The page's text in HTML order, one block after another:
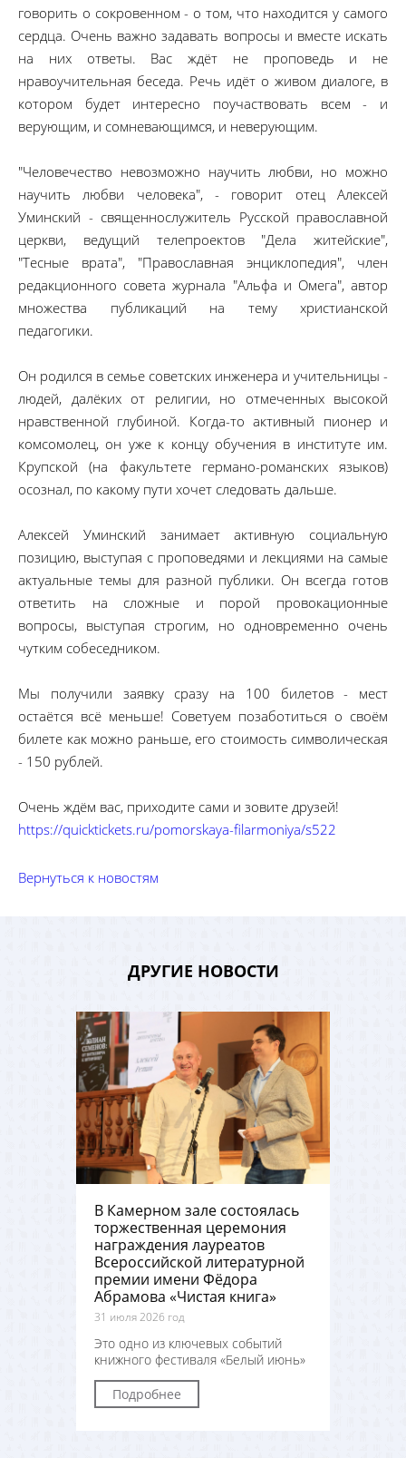
говорить о сокровенном - о том, что находится у самого
сердца. Очень важно задавать вопросы и вместе искать
на них ответы. Вас ждёт не проповедь и не
нравоучительная беседа. Речь идёт о живом диалоге, в
котором будет интересно поучаствовать всем - и
верующим, и сомневающимся, и неверующим.
"Человечество невозможно научить любви, но можно
научить любви человека", - говорит отец Алексей
Уминский - священнослужитель Русской православной
церкви, ведущий телепроектов "Дела житейские",
"Тесные врата", "Православная энциклопедия", член
редакционного совета журнала "Альфа и Омега", автор
множества публикаций на тему христианской
педагогики.
Он родился в семье советских инженера и учительницы -
людей, далёких от религии, но отмеченных высокой
нравственной глубиной. Когда-то активный пионер и
комсомолец, он уже к концу обучения в институте им.
Крупской (на факультете германо-романских языков)
осознал, по какому пути хочет следовать дальше.
Алексей Уминский занимает активную социальную
позицию, выступая с проповедями и лекциями на самые
актуальные темы для разной публики. Он всегда готов
ответить на сложные и порой провокационные
вопросы, выступая строгим, но одновременно очень
чутким собеседником.
Мы получили заявку сразу на 100 билетов - мест
остаётся всё меньше! Советуем позаботиться о своём
билете как можно раньше, его стоимость символическая
- 150 рублей.
Очень ждём вас, приходите сами и зовите друзей!
https://quicktickets.ru/pomorskaya-filarmoniya/s522
Вернуться к новостям
ДРУГИЕ НОВОСТИ
В Камерном зале состоялась
торжественная церемония
награждения лауреатов
Всероссийской литературной
премии имени Фёдора
Абрамова «Чистая книга»
31 июля 2026 год
Это одно из ключевых событий
книжного фестиваля «Белый июнь»
Подробнее